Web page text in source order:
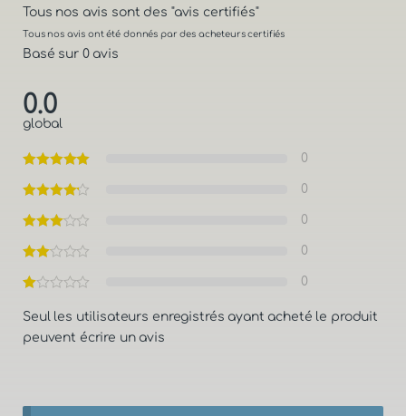
Tous nos avis sont des "avis certifiés"
Tous nos avis ont été donnés par des acheteurs certifiés
Basé sur 0 avis
0.0
global
0
0
0
0
0
Seul les utilisateurs enregistrés ayant acheté le produit
peuvent écrire un avis